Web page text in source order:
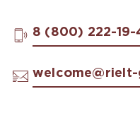
8 (800) 222-19-